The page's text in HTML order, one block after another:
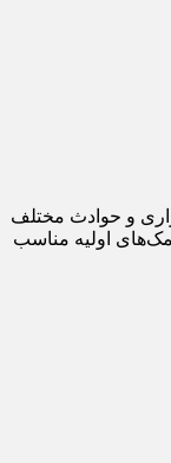
و حوادث مختلف
اولیه مناسب